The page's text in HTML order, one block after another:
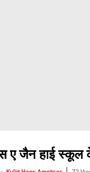
ए जैन हाई